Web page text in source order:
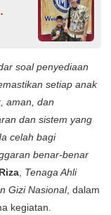
soal penyediaan
setiap anak
aman, dan
dan sistem yang
celah bagi
benar-benar
Tenaga Ahli
Gizi Nasional, dalam
kegiatan.